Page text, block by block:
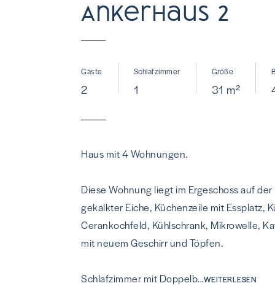
Ankerhaus 2
Gäste
2
Schlafzimmer
1
Größe
31 m²
Haus mit 4 Wohnungen.
Diese Wohnung liegt im Ergeschoss auf
gekalkter Eiche, Küchenzeile mit Essplatz,
Cerankochfeld, Kühlschrank, Mikrowelle,
mit neuem Geschirr und Töpfen.
Schlafzimmer mit Doppelb...WEITERLESEN